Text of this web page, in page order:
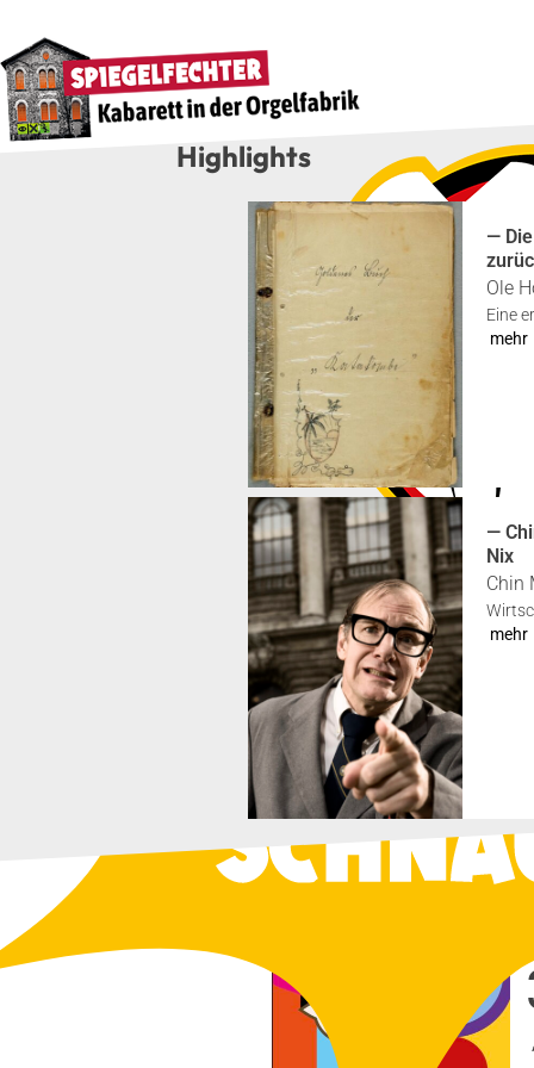
High­lights
—
Ole
Eine
mehr
—
Nix
Chin
mehr
Ter­mi­ne